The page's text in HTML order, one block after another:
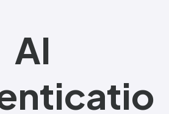
AI